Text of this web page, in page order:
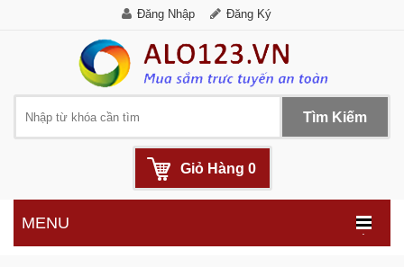
Đăng Nhập Đăng Ký
Tìm Kiếm
Giỏ Hàng 0
.
MENU